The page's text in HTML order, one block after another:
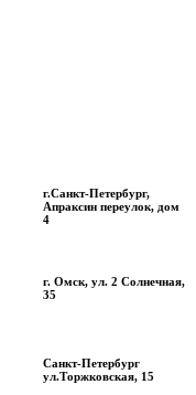
г.Санкт-Петербург,
Апраксин переулок, дом
4
г. Омск, ул. 2 Солнечная,
35
Санкт-Петербург
ул.Торжковская, 15